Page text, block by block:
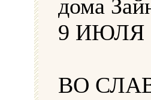
дома
9 ИЮЛЯ
ВО